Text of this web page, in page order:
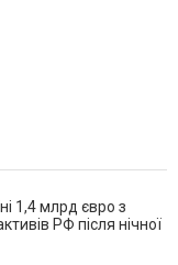
1,4 млрд євро з
РФ після нічної